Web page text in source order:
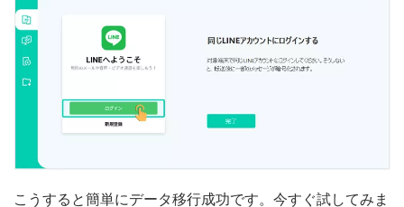
こうすると簡単にデータ移行成功です。今すぐ試してみま